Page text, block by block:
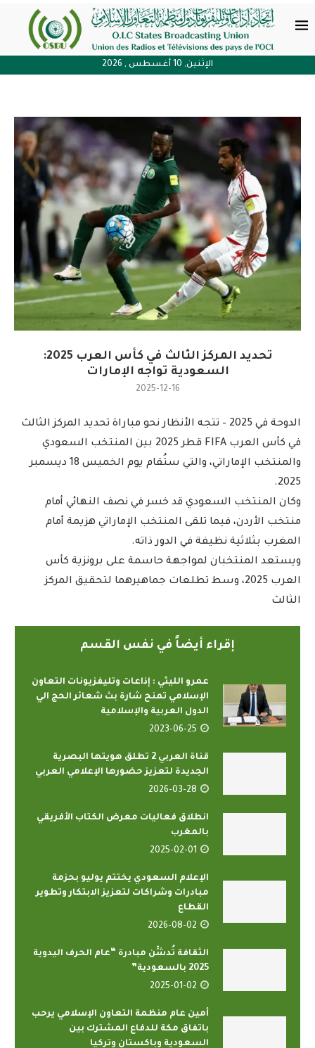
الإثنين, 10 أغسطس , 2026
تحديد المركز الثالث في كأس العرب 2025:
السعودية تواجه الإمارات
2025-12-16
الدوحة في 2025 – تتجه الأنظار نحو مباراة تحديد المركز الثالث
في كأس العرب FIFA قطر 2025 بين المنتخب السعودي
والمنتخب الإماراتي، والتي ستُقام يوم الخميس 18 ديسمبر
2025.
وكان المنتخب السعودي قد خسر في نصف النهائي أمام
منتخب الأردن، فيما تلقى المنتخب الإماراتي هزيمة أمام
المغرب بثلاثية نظيفة في الدور ذاته.
ويستعد المنتخبان لمواجهة حاسمة على برونزية كأس
العرب 2025، وسط تطلعات جماهيرهما لتحقيق المركز
الثالث
إقراء أيضاً في نفس القسم
عمرو الليثي : إذاعات وتليفزيونات التعاون
الإسلامي تمنح شارة بث شعائر الحج الي
الدول العربية والإسلامية
2023-06-25
قناة العربي 2 تطلق هويتها البصرية
الجديدة لتعزيز حضورها الإعلامي العربي
2026-03-28
انطلاق فعاليات معرض الكتاب الأفريقي
بالمغرب
2025-02-01
الإعلام السعودي يختتم يوليو بحزمة
مبادرات وشراكات لتعزيز الابتكار وتطوير
القطاع
2026-08-02
الثقافة تُدشِّن مبادرة “عام الحرف اليدوية
2025 بالسعودية”
2025-01-02
أمين عام منظمة التعاون الإسلامي يرحب
باتفاق مكة للدفاع المشترك بين
السعودية وباكستان وتركيا